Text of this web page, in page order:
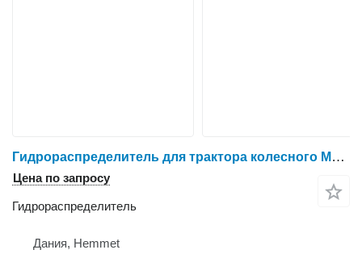
Гидрораспределитель для трактора колесного Massey Ferguson 6180
Цена по запросу
Гидрораспределитель
Дания, Hemmet